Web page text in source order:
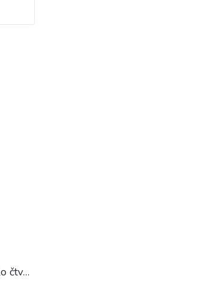
Halogenové pohyblivé svítidlo čtvercové chrom